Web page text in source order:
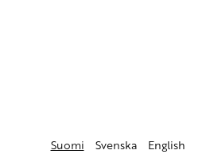
Suomi Svenska English